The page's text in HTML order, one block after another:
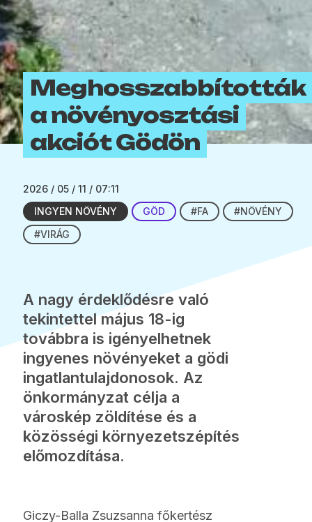
Meghosszabbították
a növényosztási
akciót Gödön
2026 / 05 / 11 / 07:11
INGYEN NÖVÉNY
GÖD #FA
#NÖVÉNY
#VIRÁG
A nagy érdeklődésre való
tekintettel május 18-ig
továbbra is igényelhetnek
ingyenes növényeket a gödi
ingatlantulajdonosok. Az
önkormányzat célja a
városkép zöldítése és a
közösségi környezetszépítés
előmozdítása.
Giczy-Balla Zsuzsanna főkertész